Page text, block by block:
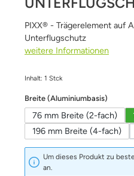
PIXX® - Trägerelement auf
Unterflugschutz
weitere Informationen
Inhalt: 1 Stck
Breite (Aluminiumbasis)
76 mm Breite (2-fach)
196 mm Breite (4-fach)
Um dieses Produkt zu
an.